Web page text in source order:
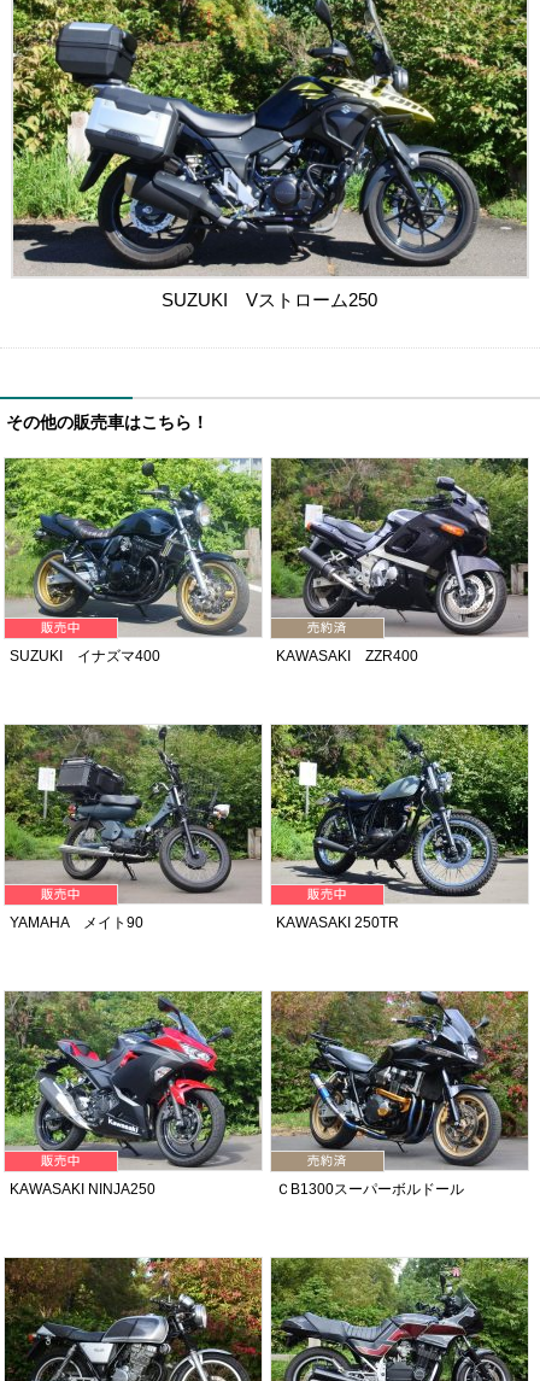
SUZUKI Vストローム250
その他の販売車はこちら！
SUZUKI イナズマ400 KAWASAKI ZZR400
YAMAHA メイト90 KAWASAKI 250TR
KAWASAKI NINJA250 ＣB1300スーパーボルドール